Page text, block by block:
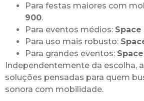
Para festas maiores com
900.
Para eventos médios: Space
Para uso mais robusto:
Para grandes eventos:
Independentemente da escolha,
soluções pensadas para quem
sonora com mobilidade.